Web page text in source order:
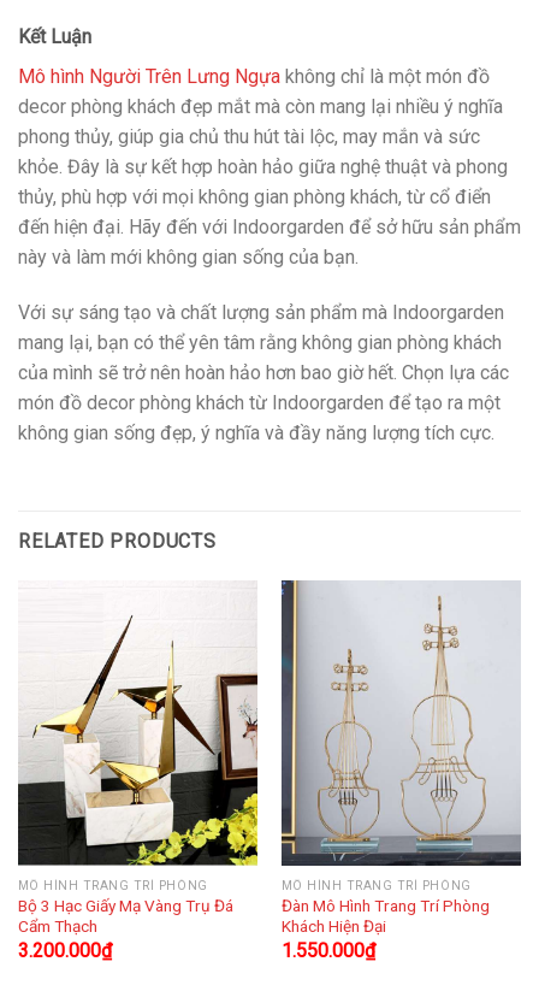
Kết Luận
Mô hình Người Trên Lưng Ngựa không chỉ là một món đồ
decor phòng khách đẹp mắt mà còn mang lại nhiều ý nghĩa
phong thủy, giúp gia chủ thu hút tài lộc, may mắn và sức
khỏe. Đây là sự kết hợp hoàn hảo giữa nghệ thuật và phong
thủy, phù hợp với mọi không gian phòng khách, từ cổ điển
đến hiện đại. Hãy đến với Indoorgarden để sở hữu sản phẩm
này và làm mới không gian sống của bạn.
Với sự sáng tạo và chất lượng sản phẩm mà Indoorgarden
mang lại, bạn có thể yên tâm rằng không gian phòng khách
của mình sẽ trở nên hoàn hảo hơn bao giờ hết. Chọn lựa các
món đồ decor phòng khách từ Indoorgarden để tạo ra một
không gian sống đẹp, ý nghĩa và đầy năng lượng tích cực.
RELATED PRODUCTS
MÔ HÌNH TRANG TRÍ PHÒNG
Bộ 3 Hạc Giấy Mạ Vàng Trụ Đá
Cẩm Thạch
3.200.000₫
MÔ HÌNH TRANG TRÍ PHÒNG
Đàn Mô Hình Trang Trí Phòng
Khách Hiện Đại
1.550.000₫